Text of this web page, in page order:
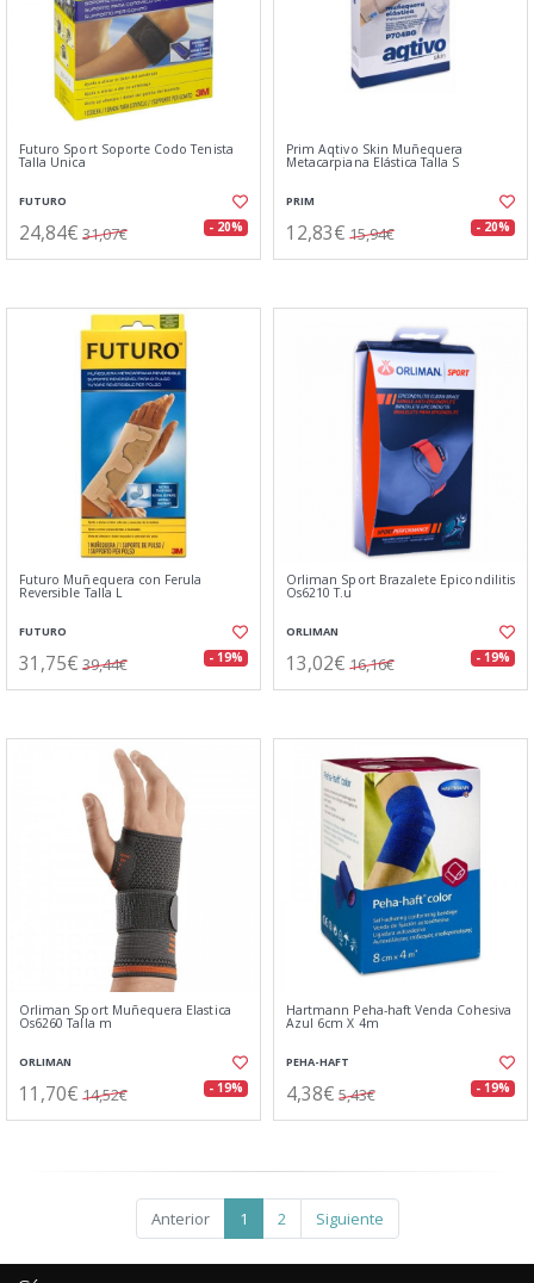
Futuro Sport Soporte Codo Tenista
Talla Unica
FUTURO
24,84€ 31,07€ - 20%
Prim Aqtivo Skin Muñequera
Metacarpiana Elástica Talla S
PRIM
12,83€ 15,94€ - 20%
Futuro Muñequera con Ferula
Reversible Talla L
FUTURO
31,75€ 39,44€ - 19%
Orliman Sport Brazalete Epicondilitis
Os6210 T.u
ORLIMAN
13,02€ 16,16€ - 19%
Orliman Sport Muñequera Elastica
Os6260 Talla m
ORLIMAN
11,70€ 14,52€ - 19%
Hartmann Peha-haft Venda Cohesiva
Azul 6cm X 4m
PEHA-HAFT
4,38€ 5,43€ - 19%
Anterior 1 2 Siguiente